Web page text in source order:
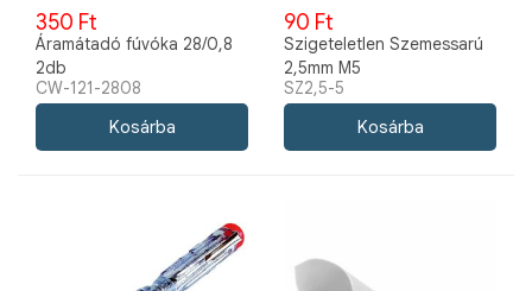
350 Ft
Áramátadó fúvóka 28/0,8
2db
CW-121-2808
90 Ft
Szigeteletlen Szemessarú
2,5mm M5
SZ2,5-5